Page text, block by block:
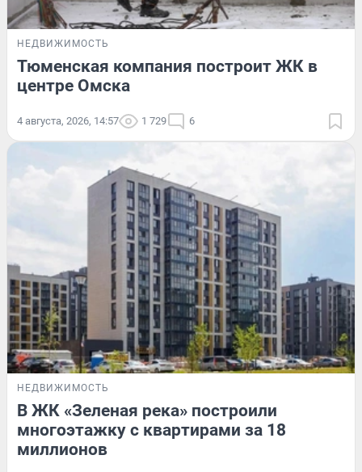
НЕДВИЖИМОСТЬ
Тюменская компания построит ЖК в
центре Омска
4 августа, 2026, 14:57 1 729 6
НЕДВИЖИМОСТЬ
В ЖК «Зеленая река» построили
многоэтажку с квартирами за 18
миллионов